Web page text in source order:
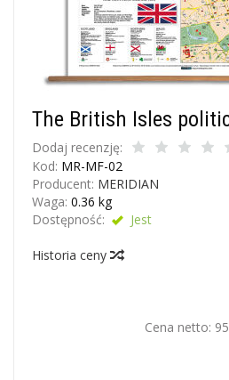
The British Isles
Dodaj recenzję:
Kod: MR-MF-02
Producent: MERIDIAN
Waga: 0.36 kg
Dostępność:
Jest
Historia ceny
Cena netto: